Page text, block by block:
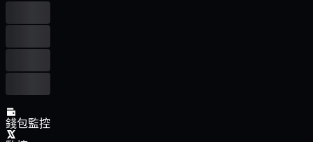
錢包監控